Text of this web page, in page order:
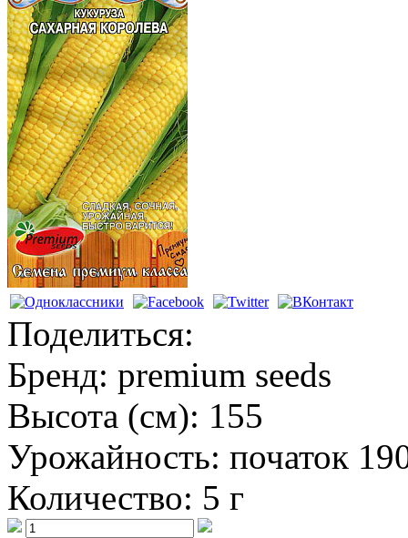
Поделиться:
Бренд: premium seeds
Высота (см): 155
Урожайность: початок
Количество: 5 г